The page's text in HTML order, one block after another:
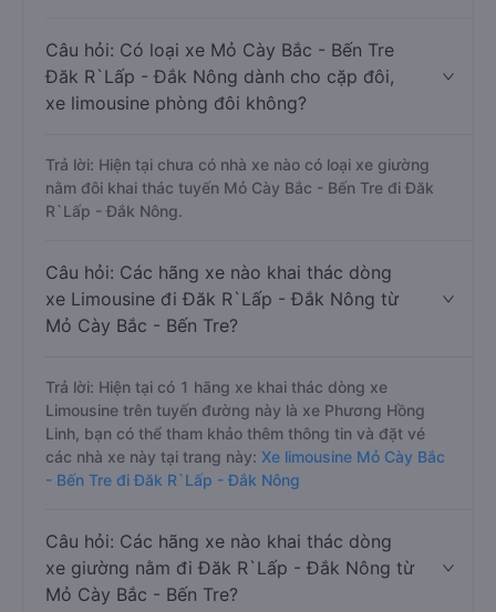
Câu hỏi: Có loại xe Mỏ Cày Bắc - Bến Tre
Đăk R`Lấp - Đắk Nông dành cho cặp đôi,
xe limousine phòng đôi không?
Trả lời: Hiện tại chưa có nhà xe nào có loại xe giường
nằm đôi khai thác tuyến Mỏ Cày Bắc - Bến Tre đi Đăk
R`Lấp - Đắk Nông.
Câu hỏi: Các hãng xe nào khai thác dòng
xe Limousine đi Đăk R`Lấp - Đắk Nông từ
Mỏ Cày Bắc - Bến Tre?
Trả lời: Hiện tại có 1 hãng xe khai thác dòng xe
Limousine trên tuyến đường này là xe Phương Hồng
Linh, bạn có thể tham khảo thêm thông tin và đặt vé
các nhà xe này tại trang này: Xe limousine Mỏ Cày Bắc
- Bến Tre đi Đăk R`Lấp - Đắk Nông
Câu hỏi: Các hãng xe nào khai thác dòng
xe giường nằm đi Đăk R`Lấp - Đắk Nông từ
Mỏ Cày Bắc - Bến Tre?